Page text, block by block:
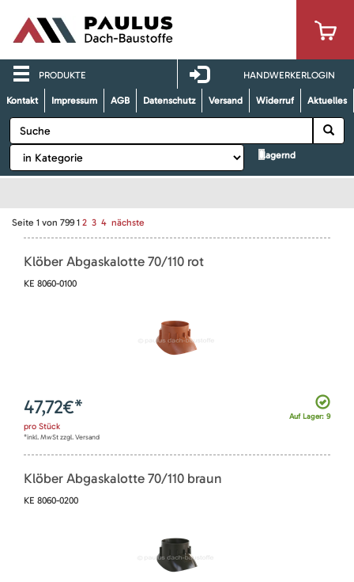
PRODUKTE HANDWERKERLOGIN
Kontakt Impressum AGB Datenschutz Versand Widerruf Aktuelles
lagernd
Seite 1 von 799 1 2 3 4 nächste
Klöber Abgaskalotte 70/110 rot
KE 8060-0100
Auf Lager: 9
47,72€*
pro Stück
*inkl. MwSt zzgl. Versand
Klöber Abgaskalotte 70/110 braun
KE 8060-0200